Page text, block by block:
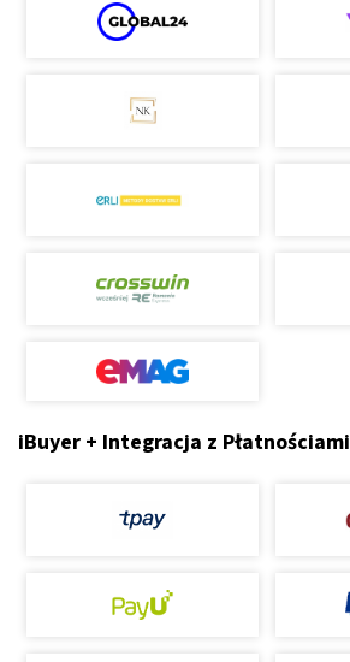
iBuyer + Integracja z Płatnościami